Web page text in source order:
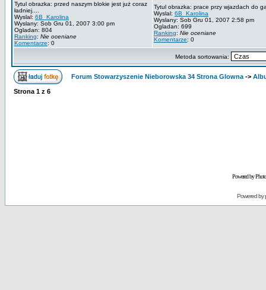
Tytul obrazka: przed naszym blokie jest już coraz
ładniej....
Wyslal: 6B_Karolina
Wyslany: Sob Gru 01, 2007 3:00 pm
Ogladan: 804
Ranking: Nie oceniane
Komentarze: 0
Tytul obrazka: prace przy wjazdach do
Wyslal: 6B_Karolina
Wyslany: Sob Gru 01, 2007 2:58 pm
Ogladan: 699
Ranking: Nie oceniane
Komentarze: 0
Metoda sortowania:
Forum Stowarzyszenie Nieborowska 34 Strona Glowna ->
Strona 1 z 6
Powered by
Powered by